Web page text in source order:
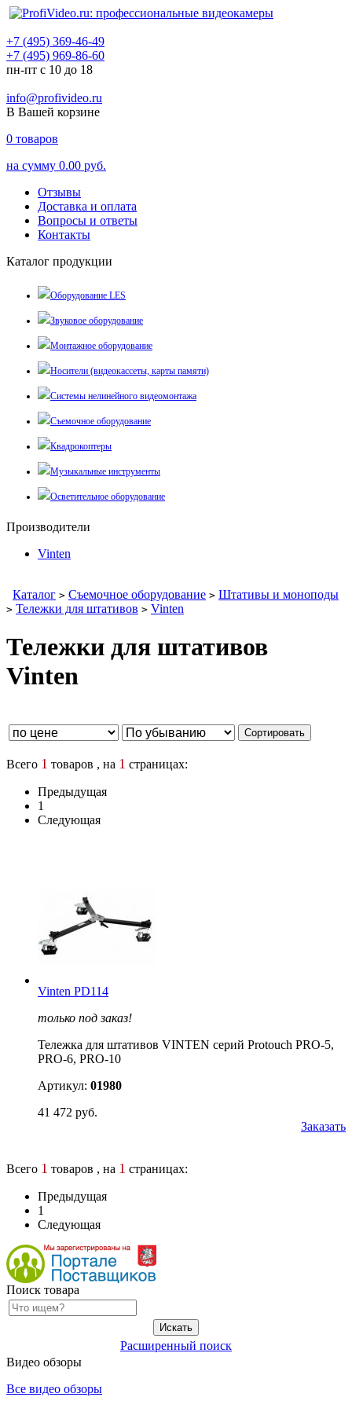
+7 (495) 369-46-49
+7 (495) 969-86-60
пн-пт с 10 до 18
info@profivideo.ru
В Вашей корзине
0 товаров
на сумму 0.00 руб.
Отзывы
Доставка и оплата
Вопросы и ответы
Контакты
Каталог продукции
Оборудование LES
Звуковое оборудование
Монтажное оборудование
Носители (видеокассеты, карты памяти)
Системы нелинейного видеомонтажа
Съемочное оборудование
Квадрокоптеры
Музыкальные инструменты
Осветительное оборудование
Производители
Vinten
Каталог > Съемочное оборудование > Штативы и моноподы
> Тележки для штативов > Vinten
Тележки для штативов
Vinten
Всего 1 товаров , на 1 страницах:
Предыдущая
1
Следующая
Vinten PD114
только под заказ!
Тележка для штативов VINTEN серий Protouch PRO-5,
PRO-6, PRO-10
Артикул: 01980
41 472 руб.
Заказать
Всего 1 товаров , на 1 страницах:
Предыдущая
1
Следующая
Поиск товара
Расширенный поиск
Видео обзоры
Все видео обзоры